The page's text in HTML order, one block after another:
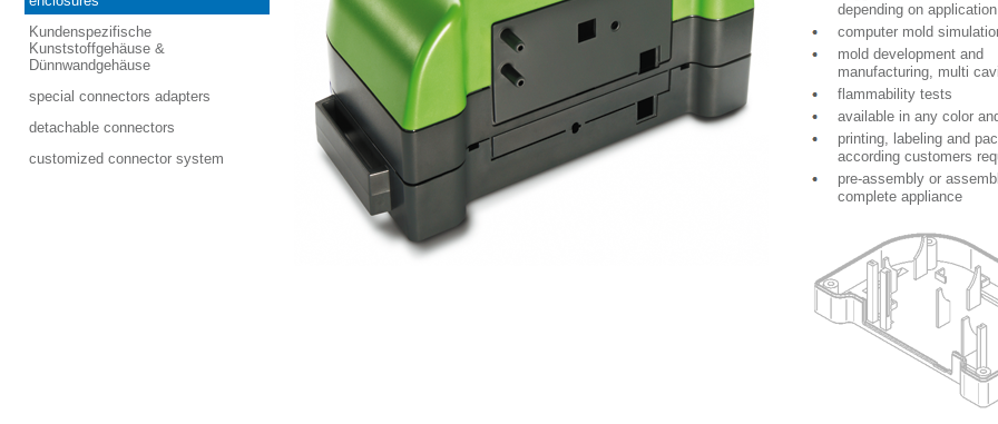
Kundenspezifische
Kunststoffgehäuse &
Dünnwandgehäuse
special connectors adapters
detachable connectors
customized connector system
depending on application
computer mold
mold development and
manufacturing, multi
flammability tests
available in any color
printing, labeling and
according customers
pre-assembly or
complete appliance